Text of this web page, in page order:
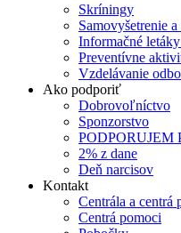
Skríningy
Samovyšetrenie
Informačné
Preventívne
Vzdelávanie
Ako podporiť
Dobrovoľníctvo
Sponzorstvo
2% z dane
Deň narcisov
Kontakt
Centrála a centrá
Centrá pomoci